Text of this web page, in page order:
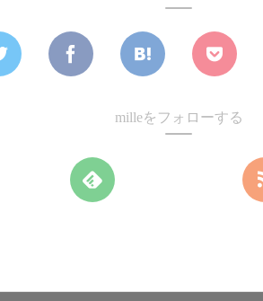
milleをフォローする